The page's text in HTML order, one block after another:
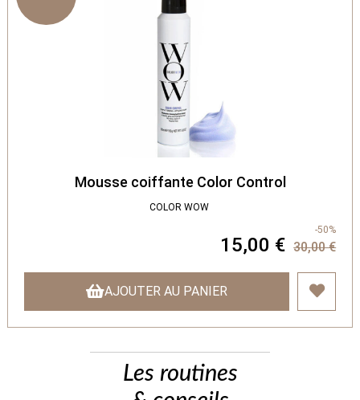
Mousse coiffante Color Control
COLOR WOW
15,00 € 30,00 €
-50%
AJOUTER AU PANIER
Les routines